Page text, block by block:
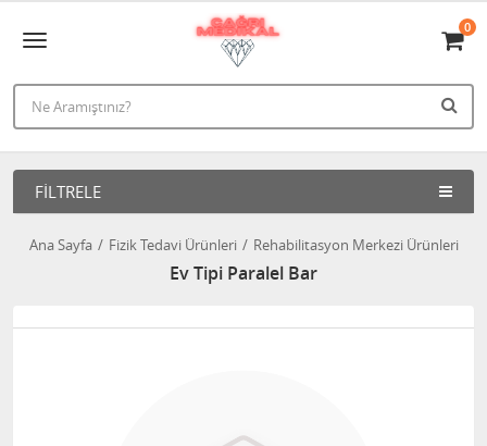
0
FILTRELE
Ana Sayfa Fizik Tedavi Ürünleri Rehabilitasyon Merkezi Ürünleri
Ev Tipi Paralel Bar